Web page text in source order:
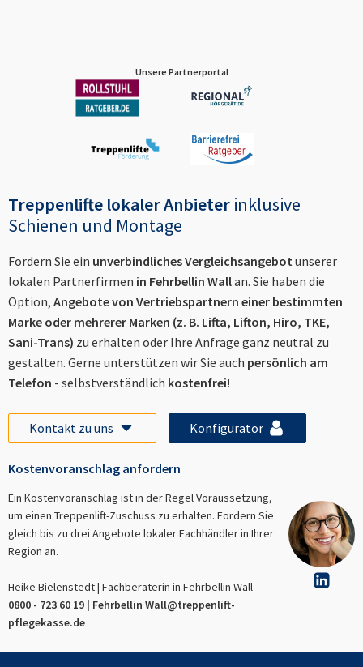
Unsere Partnerportal
Treppenlifte lokaler Anbieter inklusive
Schienen und Montage
Fordern Sie ein unverbindliches Vergleichsangebotunserer
lokalen Partnerfirmen in Fehrbellin Wallan. Sie haben die
Option, Angebote von Vertriebspartnern einer bestimmten
Marke oder mehrerer Marken (z. B. Lifta, Lifton, Hiro, TKE,
Sani-Trans) zu erhalten oder Ihre Anfrage ganz neutral zu
gestalten. Gerne unterstützen wir Sie auch persönlich am
Telefon - selbstverständlich kostenfrei!
Kontakt zu uns Konfigurator
Kostenvoranschlag anfordern
Ein Kostenvoranschlag ist in der Regel Voraussetzung,
um einen Treppenlift-Zuschuss zu erhalten. Fordern Sie
gleich bis zu drei Angebote lokaler Fachhändler in Ihrer
Region an.
Heike Bielenstedt | Fachberaterin in Fehrbellin Wall
0800 - 723 60 19 | Fehrbellin Wall@treppenlift-
pflegekasse.de